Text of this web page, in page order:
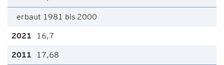
erbaut 1981 bis 2000
16,7
17,68